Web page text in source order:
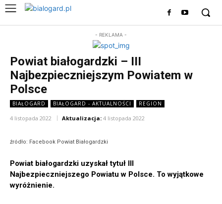
- REKLAMA -
Powiat białogardzki – III
Najbezpieczniejszym Powiatem w
Polsce
BIAŁOGARD BIAŁOGARD - AKTUALNOŚCI REGION
4 listopada 2022 Aktualizacja: 4 listopada 2022
źródło: Facebook Powiat Białogardzki
Powiat białogardzki uzyskał tytuł III
Najbezpieczniejszego Powiatu w Polsce. To wyjątkowe
wyróżnienie.